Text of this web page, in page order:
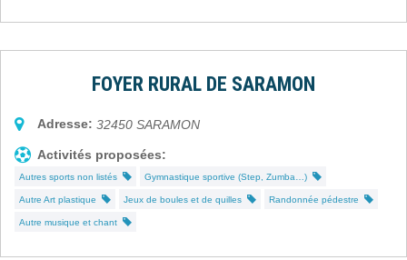
FOYER RURAL DE SARAMON
Adresse: 32450 SARAMON
Activités proposées:
Autres sports non listés Gymnastique sportive (Step, Zumba…)
Autre Art plastique Jeux de boules et de quilles Randonnée pédestre
Autre musique et chant